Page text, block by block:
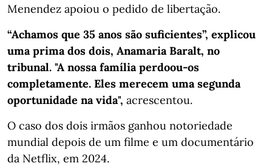
Menendez apoiou o pedido de libertação.
“Achamos que 35 anos são suficientes”, explicou
uma prima dos dois, Anamaria Baralt, no
tribunal. "A nossa família perdoou-os
completamente. Eles merecem uma segunda
oportunidade na vida", acrescentou.
O caso dos dois irmãos ganhou notoriedade
mundial depois de um filme e um documentário
da Netflix, em 2024.